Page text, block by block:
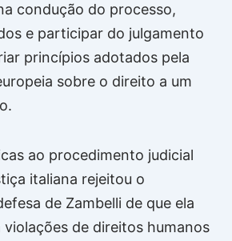
condução do processo,
e participar do julgamento
princípios adotados pela
sobre o direito a um
ao procedimento judicial
italiana rejeitou o
de Zambelli de que ela
violações de direitos humanos